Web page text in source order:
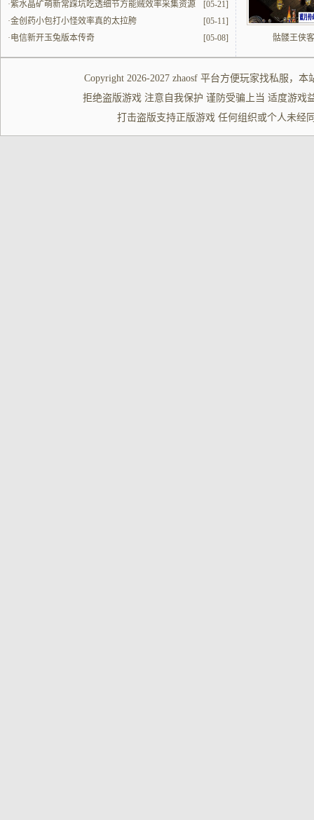
的配合 [05-21]
·紫水晶矿萌新常踩坑吃透细节方能贼效率采集资源
[05-11]
·金创药小包打小怪效率真的太拉胯
[05-08]
·电信新开玉兔版本传奇 骷髅王侠
Copyright 2026-2027 zhaosf平台方便玩家找私服 ，本
拒绝盗版游戏 注意自我保护 谨防受骗上当 适度游戏
打击盗版支持正版游戏 任何组织或个人未经